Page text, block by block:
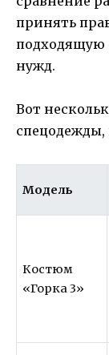
принять
подходящую
нужд.
Вот
Модель
Костюм
«Горка 3»